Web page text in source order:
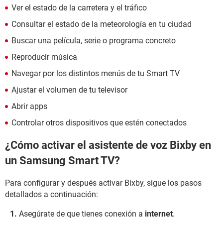
Ver el estado de la carretera y el tráfico
Consultar el estado de la meteorología en tu ciudad
Buscar una película, serie o programa concreto
Reproducir música
Navegar por los distintos menús de tu Smart TV
Ajustar el volumen de tu televisor
Abrir apps
Controlar otros dispositivos que estén conectados
¿Cómo activar el asistente de voz Bixby en
un Samsung Smart TV?
Para configurar y después activar Bixby, sigue los pasos
detallados a continuación:
Asegúrate de que tienes conexión a internet.